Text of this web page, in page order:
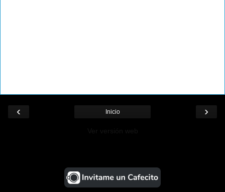
‹ ›
Inicio